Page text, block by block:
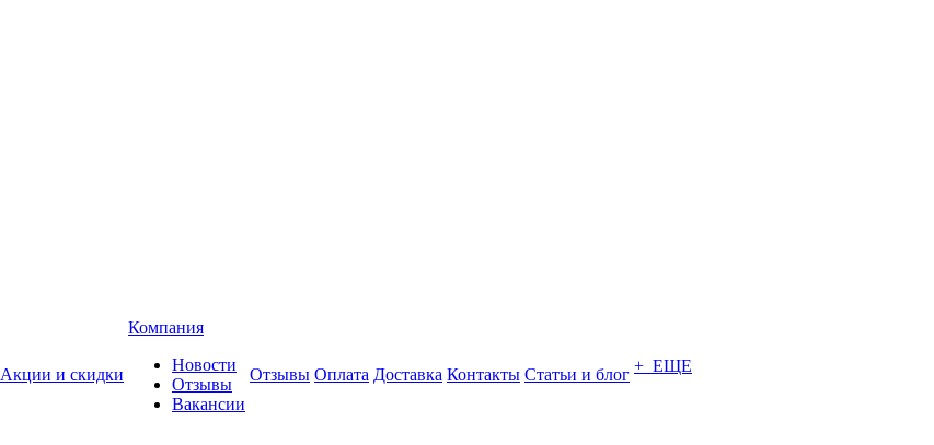
Акции и скидки
Компания
Новости
Отзывы
Вакансии
Отзывы Оплата Доставка Контакты Статьи и блог + ЕЩЕ